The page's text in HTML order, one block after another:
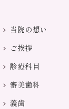
当院の想い
ご挨拶
診療科目
審美歯科
義歯